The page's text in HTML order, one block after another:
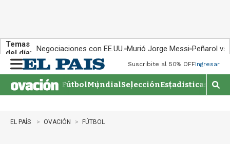
Temas
del día: Negociaciones con EE.UU. Murió Jorge Messi Peñarol
n
u
Suscribite al 50% OFFIngresar
FútbolMundialSelecciónEstadisticas
M
o
EL PAÍS OVACIÓN FÚTBOL